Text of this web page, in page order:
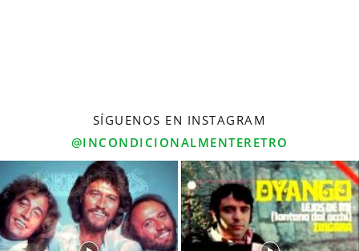
SÍGUENOS EN INSTAGRAM
@INCONDICIONALMENTERETRO